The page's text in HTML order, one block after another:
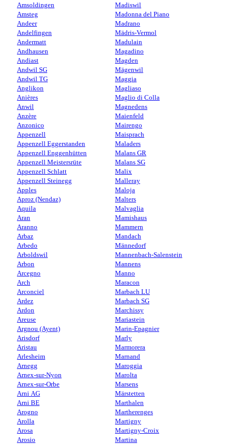
Amsoldingen
Amsteg
Andeer
Andelfingen
Andermatt
Andhausen
Andiast
Andwil SG
Andwil TG
Anglikon
Anières
Anwil
Anzère
Anzonico
Appenzell
Appenzell Eggerstanden
Appenzell Enggenhütten
Appenzell Meistersrüte
Appenzell Schlatt
Appenzell Steinegg
Apples
Aproz (Nendaz)
Aquila
Aran
Aranno
Arbaz
Arbedo
Arboldswil
Arbon
Arcegno
Arch
Arconciel
Ardez
Ardon
Areuse
Argnou (Ayent)
Arisdorf
Aristau
Arlesheim
Arnegg
Arnex-sur-Nyon
Arnex-sur-Orbe
Arni AG
Arni BE
Arogno
Arolla
Arosa
Arosio
Madiswil
Madonna del Piano
Madrano
Mädris-Vermol
Madulain
Magadino
Magden
Mägenwil
Maggia
Magliaso
Maglio di Colla
Magnedens
Maienfeld
Mairengo
Maisprach
Maladers
Malans GR
Malans SG
Malix
Malleray
Maloja
Malters
Malvaglia
Mamishaus
Mammern
Mandach
Männedorf
Mannenbach-Salenstein
Mannens
Manno
Maracon
Marbach LU
Marbach SG
Marchissy
Mariastein
Marin-Epagnier
Marly
Marmorera
Marnand
Maroggia
Marolta
Marsens
Märstetten
Marthalen
Martherenges
Martigny
Martigny-Croix
Martina